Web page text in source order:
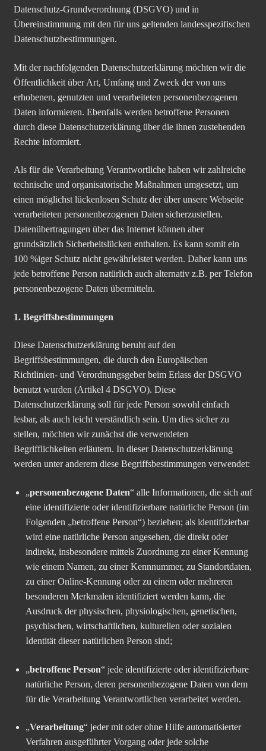
Datenschutz-Grundverordnung (DSGVO) und in
Übereinstimmung mit den für uns geltenden landesspezifischen
Datenschutzbestimmungen.
Mit der nachfolgenden Datenschutzerklärung möchten wir die
Öffentlichkeit über Art, Umfang und Zweck der von uns
erhobenen, genutzten und verarbeiteten personenbezogenen
Daten informieren. Ebenfalls werden betroffene Personen
durch diese Datenschutzerklärung über die ihnen zustehenden
Rechte informiert.
Als für die Verarbeitung Verantwortliche haben wir zahlreiche
technische und organisatorische Maßnahmen umgesetzt, um
einen möglichst lückenlosen Schutz der über unsere Webseite
verarbeiteten personenbezogenen Daten sicherzustellen.
Datenübertragungen über das Internet können aber
grundsätzlich Sicherheitslücken enthalten. Es kann somit ein
100 %iger Schutz nicht gewährleistet werden. Daher kann uns
jede betroffene Person natürlich auch alternativ z.B. per Telefon
personenbezogene Daten übermitteln.
1. Begriffsbestimmungen
Diese Datenschutzerklärung beruht auf den
Begriffsbestimmungen, die durch den Europäischen
Richtlinien- und Verordnungsgeber beim Erlass der DSGVO
benutzt wurden (Artikel 4 DSGVO). Diese
Datenschutzerklärung soll für jede Person sowohl einfach
lesbar, als auch leicht verständlich sein. Um dies sicher zu
stellen, möchten wir zunächst die verwendeten
Begrifflichkeiten erläutern. In dieser Datenschutzerklärung
werden unter anderem diese Begriffsbestimmungen verwendet:
„personenbezogene Daten“ alle Informationen, die sich auf
eine identifizierte oder identifizierbare natürliche Person (im
Folgenden „betroffene Person“) beziehen; als identifizierbar
wird eine natürliche Person angesehen, die direkt oder
indirekt, insbesondere mittels Zuordnung zu einer Kennung
wie einem Namen, zu einer Kennnummer, zu Standortdaten,
zu einer Online-Kennung oder zu einem oder mehreren
besonderen Merkmalen identifiziert werden kann, die
Ausdruck der physischen, physiologischen, genetischen,
psychischen, wirtschaftlichen, kulturellen oder sozialen
Identität dieser natürlichen Person sind;
„betroffene Person“ jede identifizierte oder identifizierbare
natürliche Person, deren personenbezogene Daten von dem
für die Verarbeitung Verantwortlichen verarbeitet werden.
„Verarbeitung“ jeder mit oder ohne Hilfe automatisierter
Verfahren ausgeführter Vorgang oder jede solche